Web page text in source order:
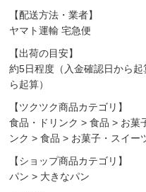
【配送方法・業者】
ヤマト運輸 宅急便
【出荷の目安】
約5日程度（入金確認日から
ら起算）
【ツクツク商品カテゴリ】
食品・ドリンク >食品 > お菓
ンク >食品 > お菓子・スイー
【ショップ商品カテゴリ】
パン > 大きなパン